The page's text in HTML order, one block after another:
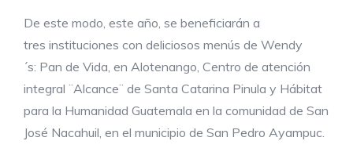
De este modo, este año, se beneficiarán a
tres instituciones con deliciosos menús de Wendy
´s: Pan de Vida, en Alotenango, Centro de atención
integral ¨Alcance¨ de Santa Catarina Pinula y Hábitat
para la Humanidad Guatemala en la comunidad de San
José Nacahuil, en el municipio de San Pedro Ayampuc.